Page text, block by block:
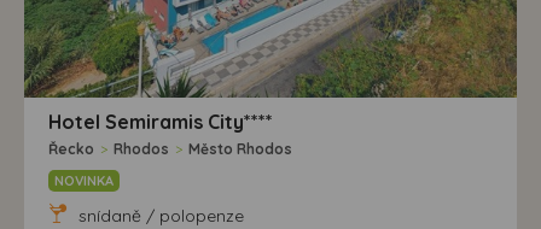
Hotel Semiramis City****
Řecko > Rhodos > Město Rhodos
NOVINKA
snídaně / polopenze